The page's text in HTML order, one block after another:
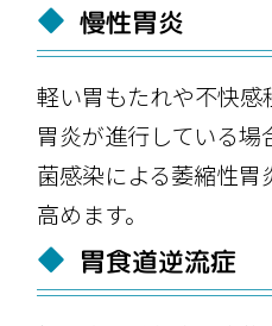
慢性胃炎
軽い胃もたれや不快
胃炎が進行している場
菌感染による萎縮性
高めます。
胃食道逆流症